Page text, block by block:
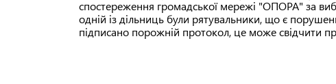
спостереження громадської мережі "ОПОРА" за
одній із дільниць були рятувальники, що є
підписано порожній протокол, це може свідчити